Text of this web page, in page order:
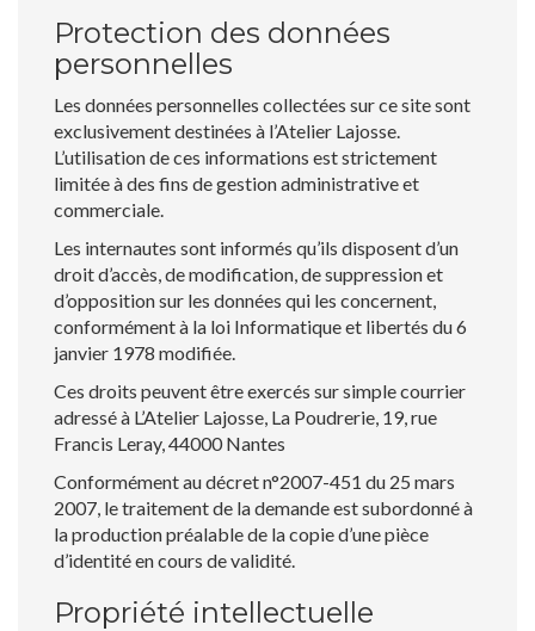
Protection des données
personnelles
Les données personnelles collectées sur ce site sont
exclusivement destinées à l’Atelier Lajosse.
L’utilisation de ces informations est strictement
limitée à des fins de gestion administrative et
commerciale.
Les internautes sont informés qu’ils disposent d’un
droit d’accès, de modification, de suppression et
d’opposition sur les données qui les concernent,
conformément à la loi Informatique et libertés du 6
janvier 1978 modifiée.
Ces droits peuvent être exercés sur simple courrier
adressé à L’Atelier Lajosse, La Poudrerie, 19, rue
Francis Leray, 44000 Nantes
Conformément au décret n°2007-451 du 25 mars
2007, le traitement de la demande est subordonné à
la production préalable de la copie d’une pièce
d’identité en cours de validité.
Propriété intellectuelle